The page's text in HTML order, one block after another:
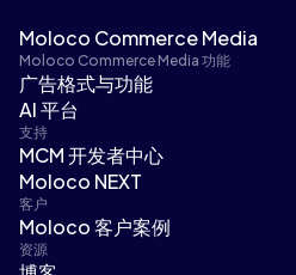
Moloco Commerce Media
Moloco Commerce Media 功能
广告格式与功能
AI 平台
支持
MCM 开发者中心
Moloco NEXT
客户
Moloco 客户案例
资源